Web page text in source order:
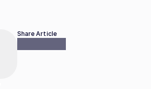
Share Article